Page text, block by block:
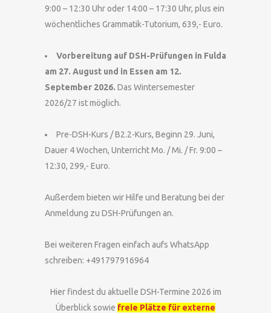
9:00 – 12:30 Uhr oder 14:00 – 17:30 Uhr, plus ein
wöchentliches Grammatik-Tutorium, 639,- Euro.
Vorbereitung auf DSH-Prüfungen in Fulda
am 27. August und in Essen am 12.
September 2026. Das Wintersemester
2026/27 ist möglich.
Pre-DSH-Kurs / B2.2-Kurs, Beginn 29. Juni,
Dauer 4 Wochen, Unterricht Mo. / Mi. / Fr. 9:00 –
12:30, 299,- Euro.
Außerdem bieten wir Hilfe und Beratung bei der
Anmeldung zu DSH-Prüfungen an.
Bei weiteren Fragen einfach aufs WhatsApp
schreiben: +491797916964
Hier findest du aktuelle DSH-Termine 2026 im
Überblick sowie freie Plätze für externe